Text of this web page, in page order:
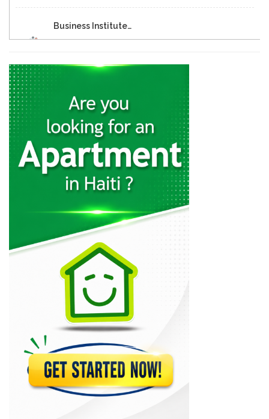
Business Institute…
25529
23504
UNEP Ecole…
21300
Ecole de…
Centre de…
20504
Ecole Superieure…
19527
Haitian-American Institute
19204